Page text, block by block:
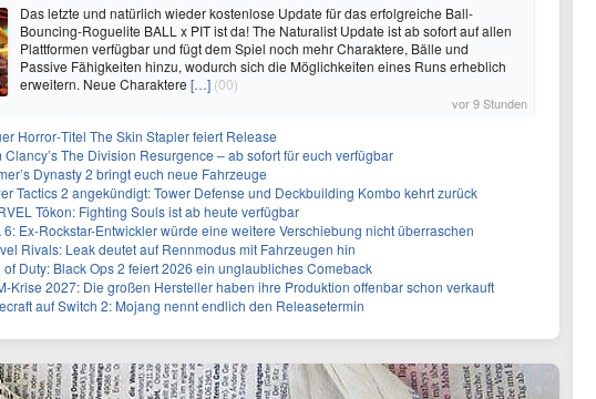
Das letzte und natürlich wieder kostenlose Update für das erfolgreiche Ball-
Bouncing-Roguelite BALL x PIT ist da! The Naturalist Update ist ab sofort auf allen
Plattformen verfügbar und fügt dem Spiel noch mehr Charaktere, Bälle und
Passive Fähigkeiten hinzu, wodurch sich die Möglichkeiten eines Runs erheblich
erweitern. Neue Charaktere […] (00)
vor 9 Stunden
Horror‑Titel The Skin Stapler feiert Release
Clancy’s The Division Resurgence – ab sofort für euch verfügbar
Dynasty 2 bringt euch neue Fahrzeuge
Tactics 2 angekündigt: Tower Defense und Deckbuilding Kombo kehrt zurück
Tōkon: Fighting Souls ist ab heute verfügbar
6: Ex-Rockstar-Entwickler würde eine weitere Verschiebung nicht überraschen
Rivals: Leak deutet auf Rennmodus mit Fahrzeugen hin
of Duty: Black Ops 2 feiert 2026 ein unglaubliches Comeback
Krise 2027: Die großen Hersteller haben ihre Produktion offenbar schon verkauft
auf Switch 2: Mojang nennt endlich den Releasetermin